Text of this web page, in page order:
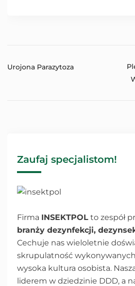
Urojona Parazytoza
Zaufaj specjalistom!
Firma INSEKTPOL to zespół
branży dezynfekcji,
Cechuje nas wieloletnie
skrupulatność wykonywanych
wysoka kultura osobista.
liderem w dziedzinie DDD, a